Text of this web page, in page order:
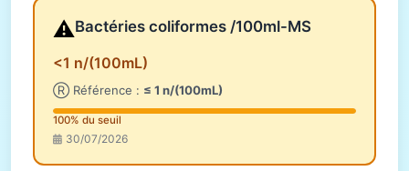
⚠️Bactéries coliformes /100ml-MS
<1 n/(100mL)
Ⓡ Référence : ≤ 1 n/(100mL)
100% du seuil
30/07/2026